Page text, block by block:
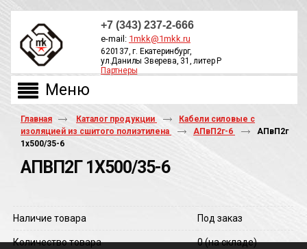
+7 (343) 237-2-666
e-mail: 1mkk@1mkk.ru
620137, г. Екатеринбург,
ул.Данилы Зверева, 31, литер Р
Партнеры
Главная Каталог продукции
Кабели силовые с
изоляцией из сшитого полиэтилена
АПвП2г-6
АПвП2г
1х500/35-6
АПВП2Г 1Х500/35-6
Наличие товара Под заказ
Количество товара 0(на складе)